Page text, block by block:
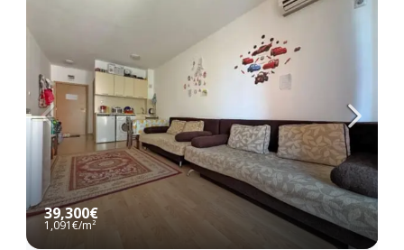
DETAILS
39,300€
1,091€/m²